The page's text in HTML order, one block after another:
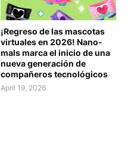
¡Regreso de las mascotas
virtuales en 2026! Nano-
mals marca el inicio de una
nueva generación de
compañeros tecnológicos
April 19, 2026